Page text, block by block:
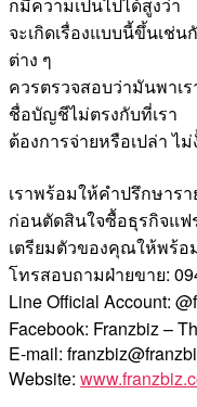
ก็มีความเป็นไปได้สูงว่า
จะเกิดเรื่องแบบนี้ขึ้นเช่
ต่าง ๆ
ควรตรวจสอบว่ามันพาเ
ชื่อบัญชีไม่ตรงกับที่เรา
ต้องการจ่ายหรือเปล่า ไ
เราพร้อมให้คำปรึกษาร
ก่อนตัดสินใจซื้อธุรกิจแฟ
เตรียมตัวของคุณให้พร้อ
โทรสอบถามฝ่ายขาย:
Line Official Account:
Facebook: Franzbiz –
E-mail:
Website: